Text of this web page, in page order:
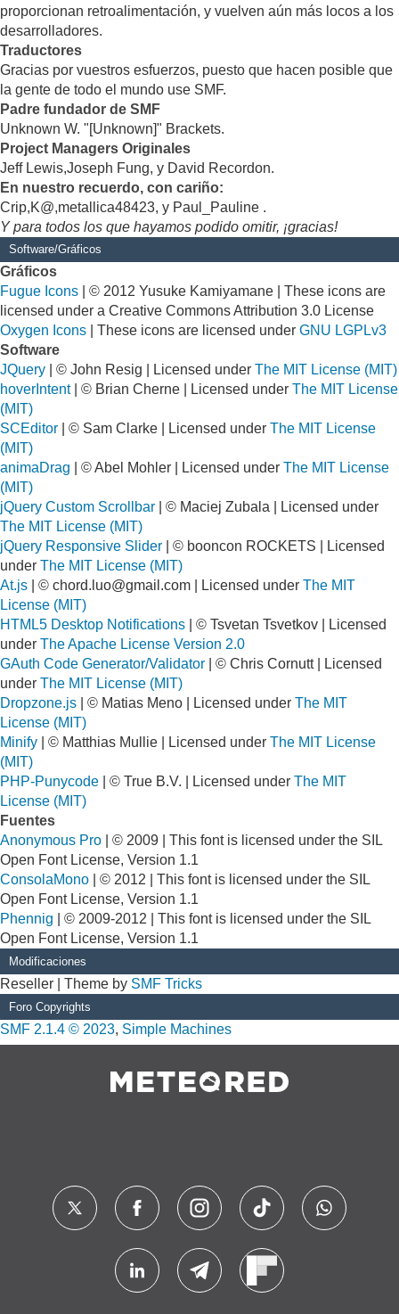
proporcionan retroalimentación, y vuelven aún más locos a los
desarrolladores.
Traductores
Gracias por vuestros esfuerzos, puesto que hacen posible que
la gente de todo el mundo use SMF.
Padre fundador de SMF
Unknown W. "[Unknown]" Brackets.
Project Managers Originales
Jeff Lewis,Joseph Fung, y David Recordon.
En nuestro recuerdo, con cariño:
Crip,K@,metallica48423, y Paul_Pauline .
Y para todos los que hayamos podido omitir, ¡gracias!
Software/Gráficos
Gráficos
Fugue Icons | © 2012 Yusuke Kamiyamane | These icons are
licensed under a Creative Commons Attribution 3.0 License
Oxygen Icons | These icons are licensed under GNU LGPLv3
Software
JQuery | © John Resig | Licensed under The MIT License (MIT)
hoverIntent| © Brian Cherne | Licensed under The MIT License
(MIT)
SCEditor | © Sam Clarke | Licensed under The MIT License
(MIT)
animaDrag | © Abel Mohler | Licensed under The MIT License
(MIT)
jQuery Custom Scrollbar | © Maciej Zubala | Licensed under
The MIT License (MIT)
jQuery Responsive Slider | © booncon ROCKETS | Licensed
under The MIT License (MIT)
At.js | © chord.luo@gmail.com | Licensed under The MIT
License (MIT)
HTML5 Desktop Notifications | © Tsvetan Tsvetkov | Licensed
under The Apache License Version 2.0
GAuth Code Generator/Validator | © Chris Cornutt | Licensed
under The MIT License (MIT)
Dropzone.js | © Matias Meno | Licensed under The MIT
License (MIT)
Minify | © Matthias Mullie | Licensed under The MIT License
(MIT)
PHP-Punycode | © True B.V. | Licensed under The MIT
License (MIT)
Fuentes
Anonymous Pro | © 2009 | This font is licensed under the SIL
Open Font License, Version 1.1
ConsolaMono | © 2012 | This font is licensed under the SIL
Open Font License, Version 1.1
Phennig | © 2009-2012 | This font is licensed under the SIL
Open Font License, Version 1.1
Modificaciones
Reseller | Theme by SMF Tricks
Foro Copyrights
SMF 2.1.4 © 2023, Simple Machines